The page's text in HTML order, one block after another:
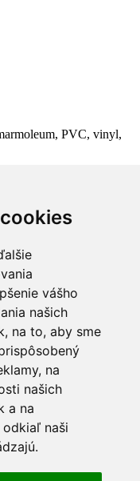
vášho
našich
na to, aby sme
na
našich
a na
naši
PVC, vinyl,